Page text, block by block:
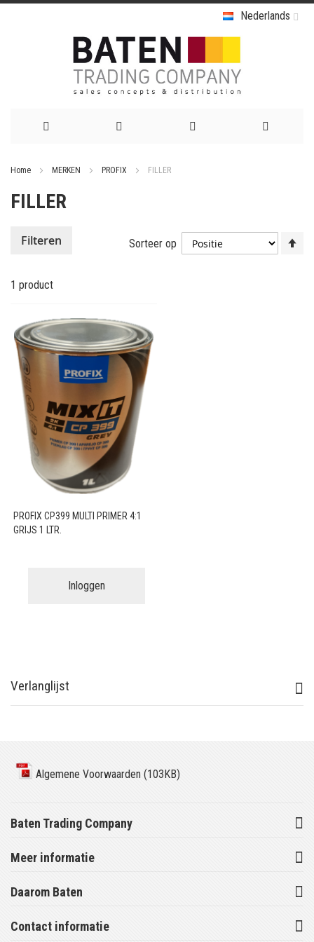
Nederlands
de
Home MERKEN PROFIX FILLER
FILLER
1 product
Sorteer op
PROFIX CP399 MULTI PRIMER 4:1
GRIJS 1 LTR.
Inloggen
Filteren
Verlanglijst
Algemene Voorwaarden (103KB)
Baten Trading Company
Meer informatie
Daarom Baten
Contact informatie